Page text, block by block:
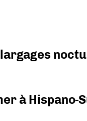
à Hispano-